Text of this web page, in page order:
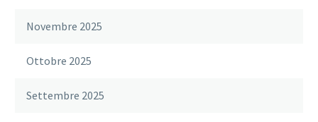
Novembre 2025
Ottobre 2025
Settembre 2025